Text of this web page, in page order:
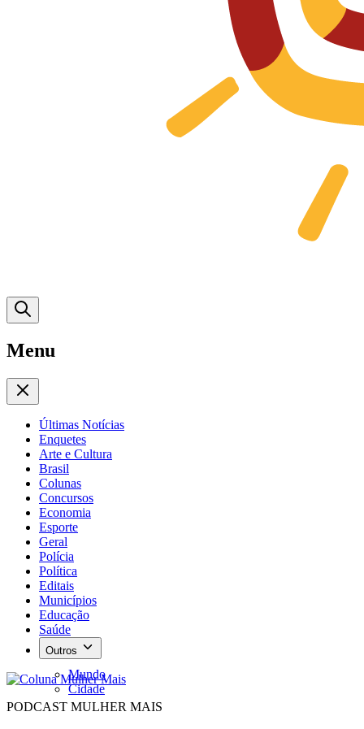
Menu
Últimas Notícias
Enquetes
Arte e Cultura
Brasil
Colunas
Concursos
Economia
Esporte
Geral
Polícia
Política
Editais
Municípios
Educação
Saúde
Outros
Mundo
Cidade
PODCAST MULHER MAIS